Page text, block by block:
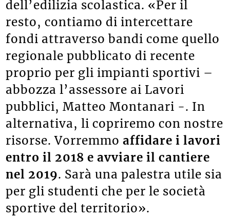
dell’edilizia scolastica. «Per il
resto, contiamo di intercettare
fondi attraverso bandi come quello
regionale pubblicato di recente
proprio per gli impianti sportivi –
abbozza l’assessore ai Lavori
pubblici, Matteo Montanari -. In
alternativa, li copriremo con nostre
risorse. Vorremmoaffidare i lavori
entro il 2018 e avviare il cantiere
nel 2019. Sarà una palestra utile sia
per gli studenti che per le società
sportive del territorio».